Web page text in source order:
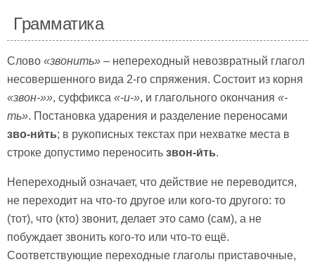
Грамматика
Слово «звонить» – непереходный невозвратный глагол
несовершенного вида 2-го спряжения. Состоит из корня
«звон-»», суффикса «-и-», и глагольного окончания «-
ть». Постановка ударения и разделение переносами
зво-ни́ть; в рукописных текстах при нехватке места в
строке допустимо переносить звон-и́ть.
Непереходный означает, что действие не переводится,
не переходит на что-то другое или кого-то другого: то
(тот), что (кто) звонит, делает это само (сам), а не
побуждает звонить кого-то или что-то ещё.
Соответствующие переходные глаголы приставочные,